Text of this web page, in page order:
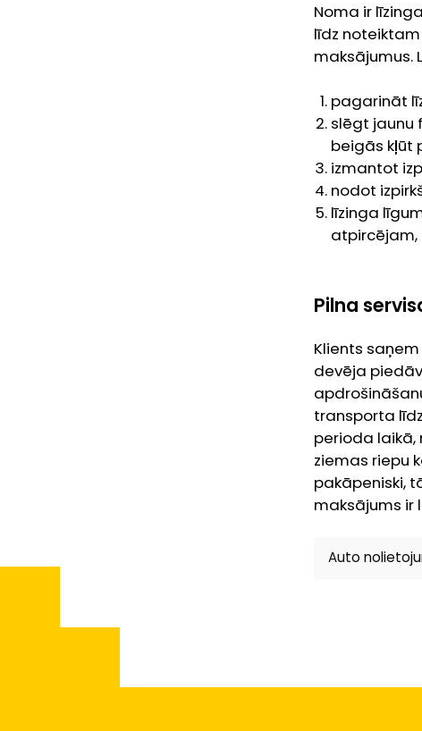
Noma ir
līdz
maksājumus.
pagarināt
slēgt jaunu
beigās kļūt
izmantot
nodot
līzinga
atpircējam,
Pilna
Klients
devēja
transporta
perioda laikā,
ziemas riepu
pakāpeniski,
maksājums ir
Auto